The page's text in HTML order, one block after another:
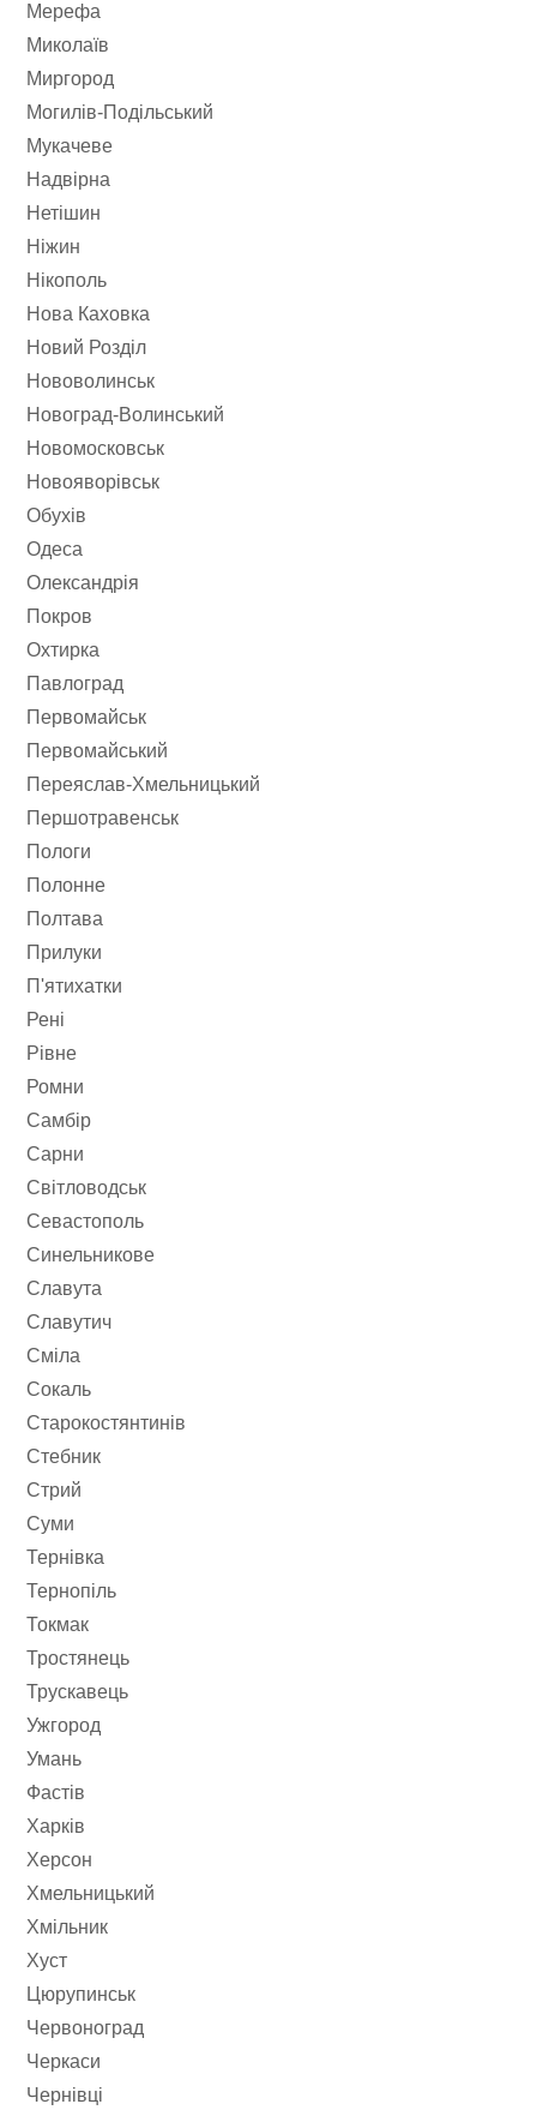
Мерефа
Миколаїв
Миргород
Могилів-Подільський
Мукачеве
Надвірна
Нетішин
Ніжин
Нікополь
Нова Каховка
Новий Розділ
Нововолинськ
Новоград-Волинський
Новомосковськ
Новояворівськ
Обухів
Одеса
Олександрія
Покров
Охтирка
Павлоград
Первомайськ
Первомайський
Переяслав-Хмельницький
Першотравенськ
Пологи
Полонне
Полтава
Прилуки
П'ятихатки
Рені
Рівне
Ромни
Самбір
Сарни
Світловодськ
Севастополь
Синельникове
Славута
Славутич
Сміла
Сокаль
Старокостянтинів
Стебник
Стрий
Суми
Тернівка
Тернопіль
Токмак
Тростянець
Трускавець
Ужгород
Умань
Фастів
Харків
Херсон
Хмельницький
Хмільник
Хуст
Цюрупинськ
Червоноград
Черкаси
Чернівці